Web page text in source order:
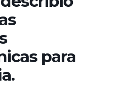
para